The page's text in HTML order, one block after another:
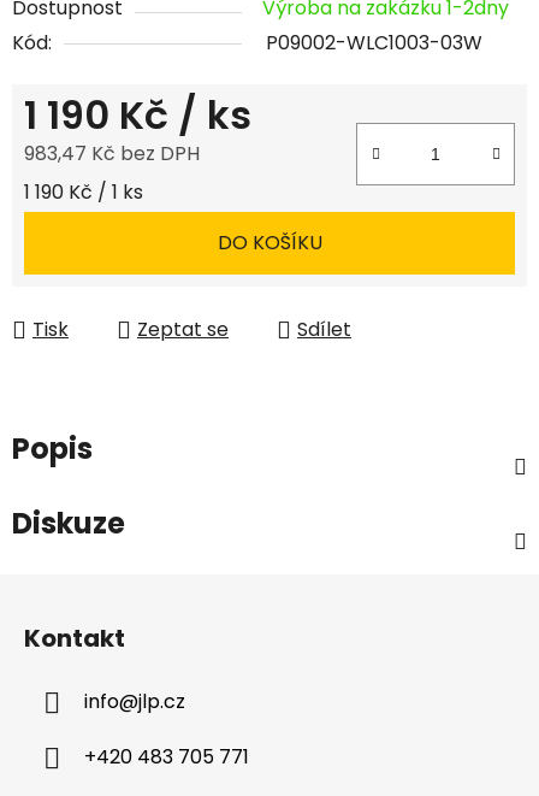
Dostupnost
Výroba na zakázku 1-2dny
Kód:
P09002-WLC1003-03W
1 190 Kč / ks
983,47 Kč bez DPH
Měrná cena:
1 190 Kč / 1 ks
DO KOŠÍKU
Tisk Zeptat se Sdílet
Popis
Diskuze
Kontakt
info@jlp.cz
+420 483 705 771